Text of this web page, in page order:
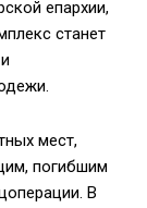
епархии,
станет
мест,
погибшим
В